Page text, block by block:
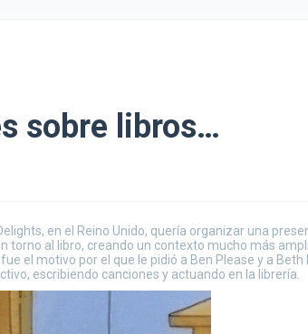
sobre libros…
en el Reino Unido, quería organizar una
al libro, creando un contexto mucho más
el motivo por el que le pidió a Ben Please y a
escribiendo canciones y actuando en la librería.